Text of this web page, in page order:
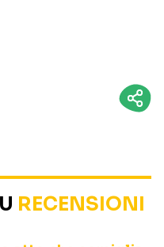
RECENSIONI